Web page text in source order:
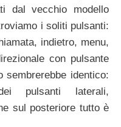
dal vecchio modello
i soliti pulsanti:
indietro, menu,
con pulsante
sembrerebbe identico:
pulsanti laterali,
sul posteriore tutto è